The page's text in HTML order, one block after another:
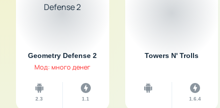
Geometry Defense 2
Мод: много денег
2.3 1.1
Towers N' Trolls
1.6.4